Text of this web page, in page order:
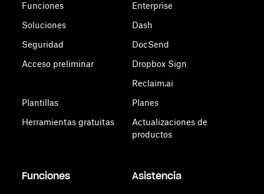
Funciones
Soluciones
Seguridad
Acceso preliminar
Plantillas
Herramientas gratuitas
Enterprise
Dash
DocSend
Dropbox Sign
Reclaim.ai
Planes
Actualizaciones de
productos
Funciones Asistencia